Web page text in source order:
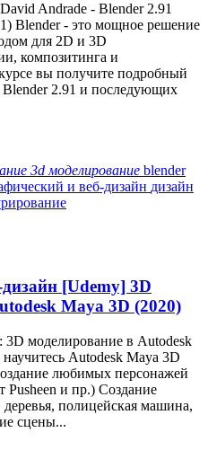
Andrade - Blender 2.91
Blender - это мощное решение
для 2D и 3D
композитинга и
вы получите подробный
2.91 и последующих
3d моделирование blender
и веб-дизайн дизайн
[Udemy] 3D
Maya 3D (2020)
моделирование в Autodesk
Autodesk Maya 3D
любимых персонажей
Pusheen и пр.) Создание
деревья, полицейская машина,
сцены...